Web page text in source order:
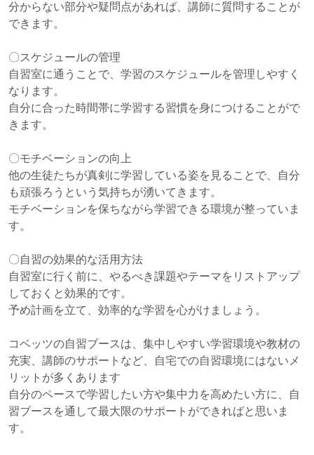
分からない部分や疑問点があれば、講師に質問することが
できます。
〇スケジュールの管理
自習室に通うことで、学習のスケジュールを管理しやすく
なります。
自分に合った時間帯に学習する習慣を身につけることがで
きます。
〇モチベーションの向上
他の生徒たちが真剣に学習している姿を見ることで、自分
も頑張ろうという気持ちが湧いてきます。
モチベーションを保ちながら学習できる環境が整っていま
す。
〇自習の効果的な活用方法
自習室に行く前に、やるべき課題やテーマをリストアップ
しておくと効果的です。
予め計画を立て、効率的な学習を心がけましょう。
コベッツの自習ブースは、集中しやすい学習環境や教材の
充実、講師のサポートなど、
自宅での自習環境にはないメ
リットが多くあります
自分のペースで学習したい方や集中力を高めたい方に、
自
習ブースを通して最大限のサポートができればと思いま
す。